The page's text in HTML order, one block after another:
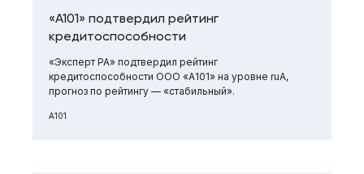
«А101» подтвердил рейтинг
кредитоспособности
«Эксперт РА» подтвердил рейтинг
кредитоспособности ООО «А101» на уровне ruA,
прогноз по рейтингу — «стабильный».
А101